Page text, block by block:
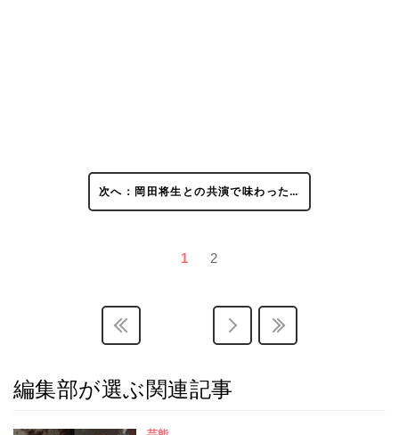
次へ：岡田将生との共演で味わった…
1 2
編集部が選ぶ関連記事